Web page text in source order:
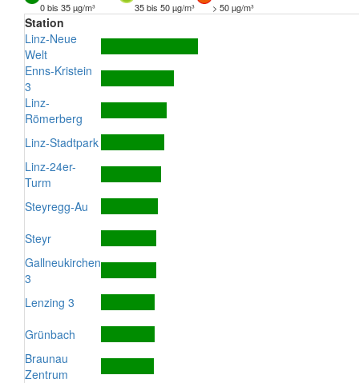
0 bis 35 µg/m³
35 bis 50 µg/m³ > 50 µg/m³
Station
Linz-Neue
Welt
Enns-Kristein
3
Linz-
Römerberg
Linz-Stadtpark
Linz-24er-
Turm
Steyregg-Au
Steyr
Gallneukirchen
3
Lenzing 3
Grünbach
Braunau
Zentrum